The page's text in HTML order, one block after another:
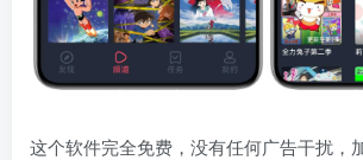
这个软件完全免费，没有任何广告干扰，